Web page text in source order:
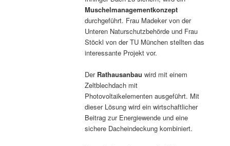
Muschelmanagementkonzept
durchgeführt. Frau Madeker von der
Unteren Naturschutzbehörde und Frau
Stöckl von der TU München stellten das
interessante Projekt vor.
Der Rathausanbau wird mit einem
Zeltblechdach mit
Photovoltaikelementen ausgeführt. Mit
dieser Lösung wird ein wirtschaftlicher
Beitrag zur Energiewende und eine
sichere Dacheindeckung kombiniert.